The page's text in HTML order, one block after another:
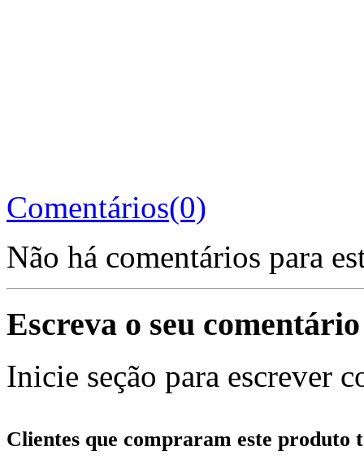
Comentários(0)
Não há comentários para
Escreva o seu comentário
Inicie seção para escrever
Clientes que compraram este produto